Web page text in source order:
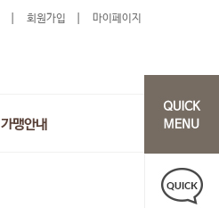
회원가입 마이페이지
가맹안내